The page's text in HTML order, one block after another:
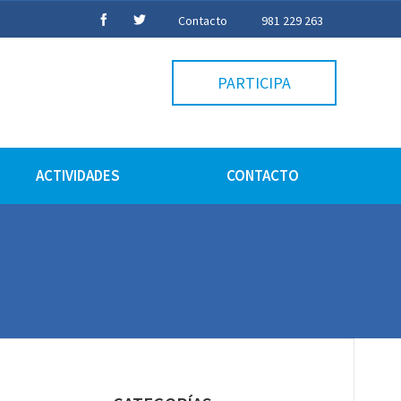
Contacto 981 229 263
PARTICIPA
ACTIVIDADES CONTACTO